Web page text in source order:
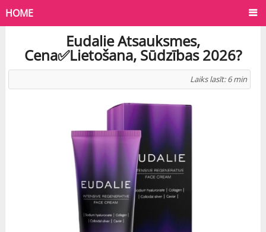
HOME
Eudalie Atsauksmes,
Cena✅Lietošana, Sūdzības 2026?
Laiks lasīt:6 min